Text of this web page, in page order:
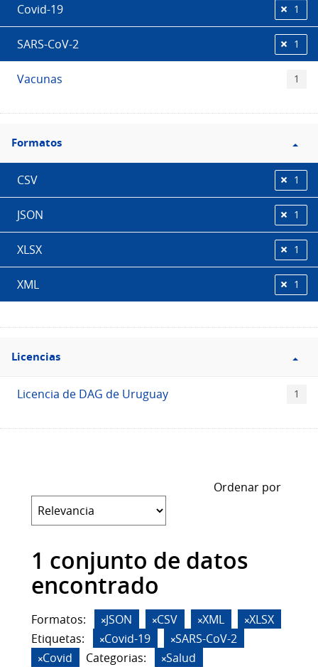
Covid-19 1
SARS-CoV-2 1
Vacunas 1
Filtro
Formatos
Formatos
CSV 1
JSON 1
XLSX 1
XML 1
Filtro
Licencias
Licencias
Licencia de DAG de Uruguay 1
Ordenar por
1 conjunto de datos
encontrado
Formatos: JSON CSV XML
XLSX
Etiquetas:
Covid-19
SARS-CoV-2
Covid
Categorias:
Salud